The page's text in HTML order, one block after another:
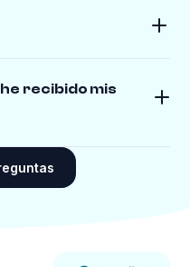
recibido mis
su identidad
su identidad